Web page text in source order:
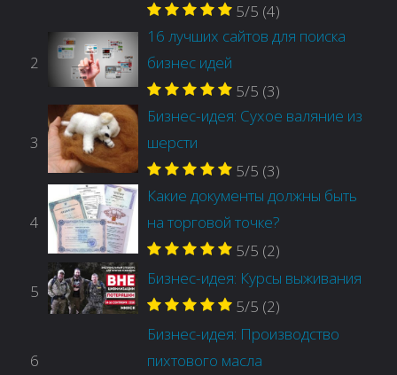
5/5 (4)
2
16 лучших сайтов для поиска
бизнес идей
5/5 (3)
3
Бизнес-идея: Сухое валяние из
шерсти
5/5 (3)
4
Какие документы должны быть
на торговой точке?
5/5 (2)
5
Бизнес-идея: Курсы выживания
5/5 (2)
6
Бизнес-идея: Производство
пихтового масла